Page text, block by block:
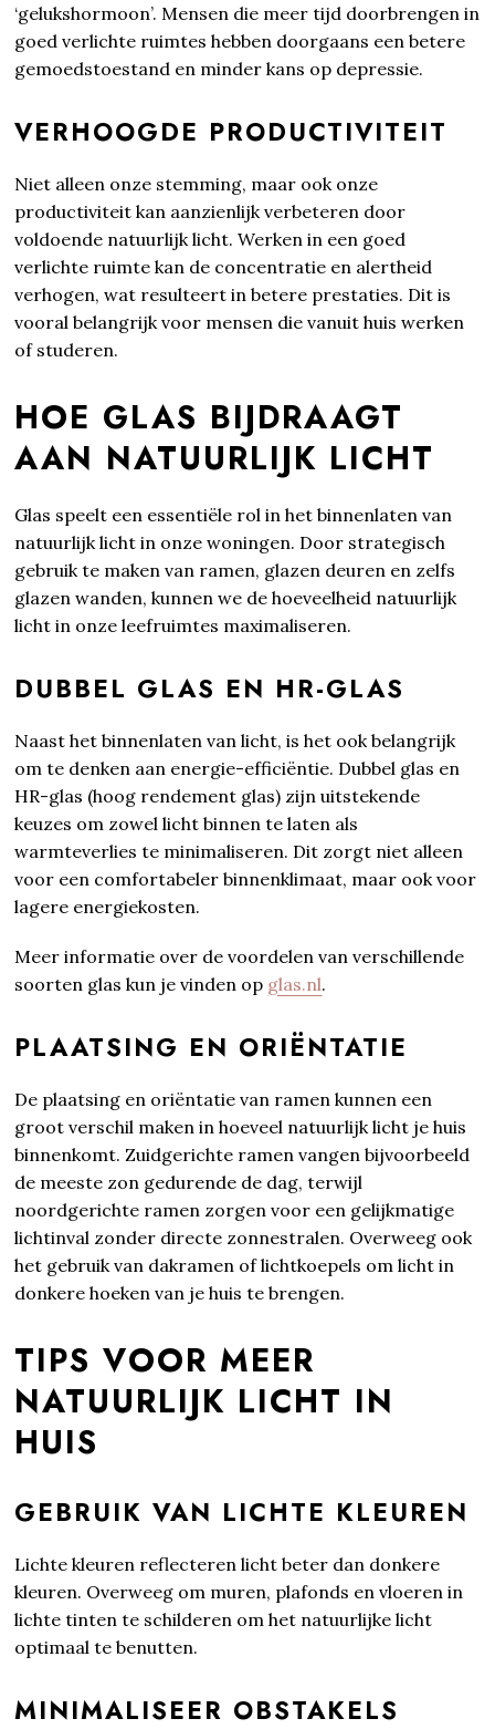
‘gelukshormoon’. Mensen die meer tijd doorbrengen in
goed verlichte ruimtes hebben doorgaans een betere
gemoedstoestand en minder kans op depressie.
VERHOOGDE PRODUCTIVITEIT
Niet alleen onze stemming, maar ook onze
productiviteit kan aanzienlijk verbeteren door
voldoende natuurlijk licht. Werken in een goed
verlichte ruimte kan de concentratie en alertheid
verhogen, wat resulteert in betere prestaties. Dit is
vooral belangrijk voor mensen die vanuit huis werken
of studeren.
HOE GLAS BIJDRAAGT
AAN NATUURLIJK LICHT
Glas speelt een essentiële rol in het binnenlaten van
natuurlijk licht in onze woningen. Door strategisch
gebruik te maken van ramen, glazen deuren en zelfs
glazen wanden, kunnen we de hoeveelheid natuurlijk
licht in onze leefruimtes maximaliseren.
DUBBEL GLAS EN HR-GLAS
Naast het binnenlaten van licht, is het ook belangrijk
om te denken aan energie-efficiëntie. Dubbel glas en
HR-glas (hoog rendement glas) zijn uitstekende
keuzes om zowel licht binnen te laten als
warmteverlies te minimaliseren. Dit zorgt niet alleen
voor een comfortabeler binnenklimaat, maar ook voor
lagere energiekosten.
Meer informatie over de voordelen van verschillende
soorten glas kun je vinden op glas.nl.
PLAATSING EN ORIËNTATIE
De plaatsing en oriëntatie van ramen kunnen een
groot verschil maken in hoeveel natuurlijk licht je huis
binnenkomt. Zuidgerichte ramen vangen bijvoorbeeld
de meeste zon gedurende de dag, terwijl
noordgerichte ramen zorgen voor een gelijkmatige
lichtinval zonder directe zonnestralen. Overweeg ook
het gebruik van dakramen of lichtkoepels om licht in
donkere hoeken van je huis te brengen.
TIPS VOOR MEER
NATUURLIJK LICHT IN
HUIS
GEBRUIK VAN LICHTE KLEUREN
Lichte kleuren reflecteren licht beter dan donkere
kleuren. Overweeg om muren, plafonds en vloeren in
lichte tinten te schilderen om het natuurlijke licht
optimaal te benutten.
MINIMALISEER OBSTAKELS